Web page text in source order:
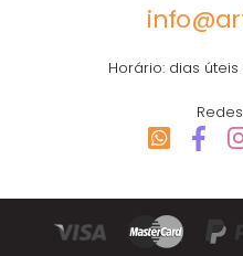
Horário: dias